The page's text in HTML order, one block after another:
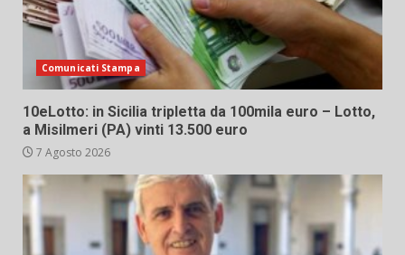
Comunicati Stampa
10eLotto: in Sicilia tripletta da 100mila euro – Lotto,
a Misilmeri (PA) vinti 13.500 euro
7 Agosto 2026